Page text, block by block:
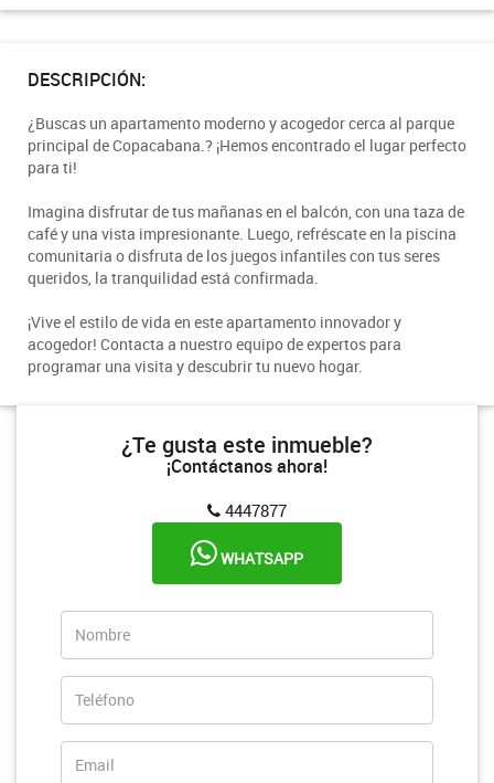
DESCRIPCIÓN:
¿Buscas un apartamento moderno y acogedor cerca al parque
principal de Copacabana.? ¡Hemos encontrado el lugar perfecto
para ti!
Imagina disfrutar de tus mañanas en el balcón, con una taza de
café y una vista impresionante. Luego, refréscate en la piscina
comunitaria o disfruta de los juegos infantiles con tus seres
queridos, la tranquilidad está confirmada.
¡Vive el estilo de vida en este apartamento innovador y
acogedor! Contacta a nuestro equipo de expertos para
programar una visita y descubrir tu nuevo hogar.
¿Te gusta este inmueble?
¡Contáctanos ahora!
4447877
WHATSAPP